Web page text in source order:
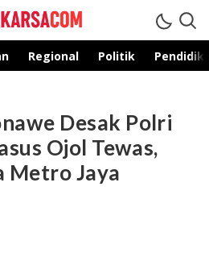
Regional Politik
Desak Polri
Ojol Tewas,
Metro Jaya